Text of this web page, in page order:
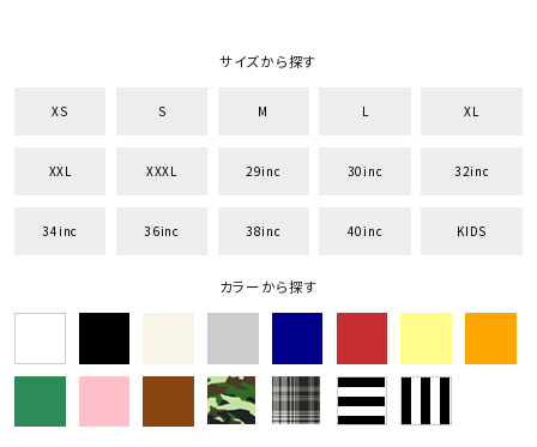
サイズから探す
XS S M L XL
XXL XXXL 29inc 30inc 32inc
34inc 36inc 38inc 40inc KIDS
カラーから探す